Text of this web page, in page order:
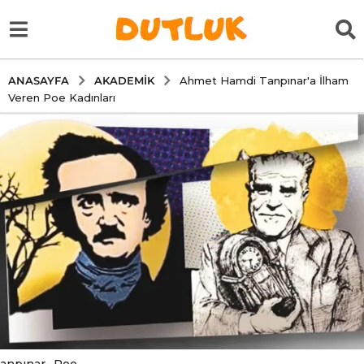
ANASAYFA AKADEMIK
Ahmet Hamdi Tanpınar'a İlham
Veren Poe Kadınları